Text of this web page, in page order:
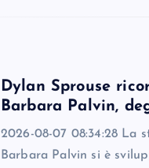
Dylan Sprouse
Barbara Palvin,
2026-08-07 08:34:28 La
Barbara Palvin si è